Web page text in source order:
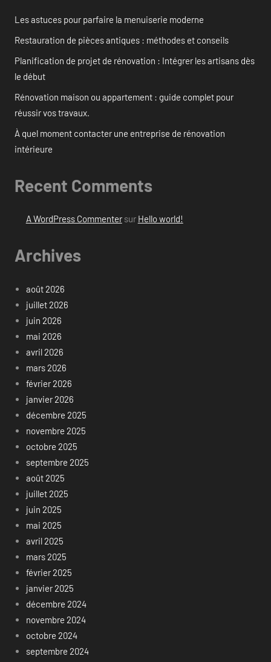
Les astuces pour parfaire la menuiserie moderne
Restauration de pièces antiques : méthodes et conseils
Planification de projet de rénovation : Intégrer les artisans dès
le début
Rénovation maison ou appartement : guide complet pour
réussir vos travaux.
À quel moment contacter une entreprise de rénovation
intérieure
Recent Comments
A WordPress Commentersur Hello world!
Archives
août 2026
juillet 2026
juin 2026
mai 2026
avril 2026
mars 2026
février 2026
janvier 2026
décembre 2025
novembre 2025
octobre 2025
septembre 2025
août 2025
juillet 2025
juin 2025
mai 2025
avril 2025
mars 2025
février 2025
janvier 2025
décembre 2024
novembre 2024
octobre 2024
septembre 2024